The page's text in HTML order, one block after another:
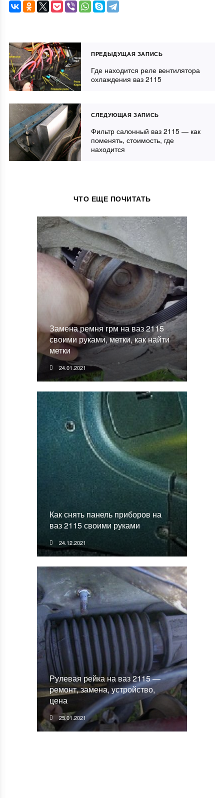
ПРЕДЫДУЩАЯ ЗАПИСЬ
Где находится реле вентилятора
охлаждения ваз 2115
СЛЕДУЮЩАЯ ЗАПИСЬ
Фильтр салонный ваз 2115 — как
поменять, стоимость, где
находится
ЧТО ЕЩЕ ПОЧИТАТЬ
Замена ремня грм на ваз 2115
своими руками, метки, как найти
метки
24.01.2021
Как снять панель приборов на
ваз 2115 своими руками
24.12.2021
Рулевая рейка на ваз 2115 —
ремонт, замена, устройство,
цена
25.01.2021